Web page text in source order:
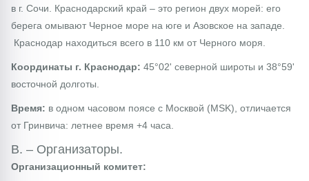
в г. Сочи. Краснодарский край – это регион двух морей: его
берега омывают Черное море на юге и Азовское на западе.
Краснодар находиться всего в 110 км от Черного моря.
Координаты г. Краснодар: 45°02' северной широты и 38°59'
восточной долготы.
Время: в одном часовом поясе с Москвой (MSK), отличается
от Гринвича: летнее время +4 часа.
B. – Организаторы.
Организационный комитет: